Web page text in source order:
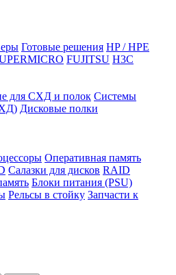
Готовые решения HP / HPE
FUJITSU H3C
для СХД и полок Системы
Дисковые полки
Оперативная память
Салазки для дисков RAID
Блоки питания (PSU)
Рельсы в стойку Запчасти к